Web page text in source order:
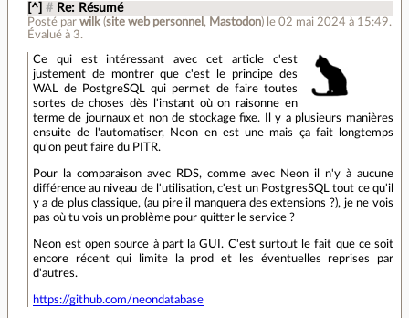
[^] # Re: Résumé
Posté par wilk(site web personnel , Mastodon) le 02 mai 2024 à 15:49.
Évalué à 3.
Ce qui est intéressant avec cet article c'est
justement de montrer que c'est le principe des
WAL de PostgreSQL qui permet de faire toutes
sortes de choses dès l'instant où on raisonne en
terme de journaux et non de stockage fixe. Il y a plusieurs manières
ensuite de l'automatiser, Neon en est une mais ça fait longtemps
qu'on peut faire du PITR.
Pour la comparaison avec RDS, comme avec Neon il n'y à aucune
différence au niveau de l'utilisation, c'est un PostgresSQL tout ce qu'il
y a de plus classique, (au pire il manquera des extensions ?), je ne vois
pas où tu vois un problème pour quitter le service ?
Neon est open source à part la GUI. C'est surtout le fait que ce soit
encore récent qui limite la prod et les éventuelles reprises par
d'autres.
https://github.com/neondatabase